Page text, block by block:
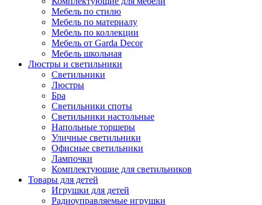
Мебель по стилю
Мебель по материалу
Мебель по коллекции
Мебель от Garda Decor
Мебель школьная
Люстры и светильники
Светильники
Люстры
Бра
Светильники споты
Светильники настольные
Напольные торшеры
Уличные светильники
Офисные светильники
Лампочки
Комплектующие для светильников
Товары для детей
Игрушки для детей
Радиоуправляемые игрушки